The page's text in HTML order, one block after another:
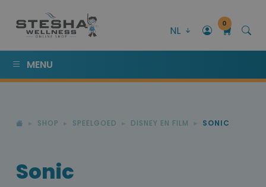
NL
0
MENU
SHOP SPEELGOED DISNEY EN FILM SONIC
Sonic